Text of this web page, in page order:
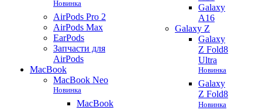
Новинка
AirPods Pro 2
AirPods Max
EarPods
Запчасти для
AirPods
MacBook
MacBook Neo
Новинка
MacBook
Galaxy
A16
Galaxy Z
Galaxy
Z Fold8
Ultra
Новинка
Galaxy
Z Fold8
Новинка